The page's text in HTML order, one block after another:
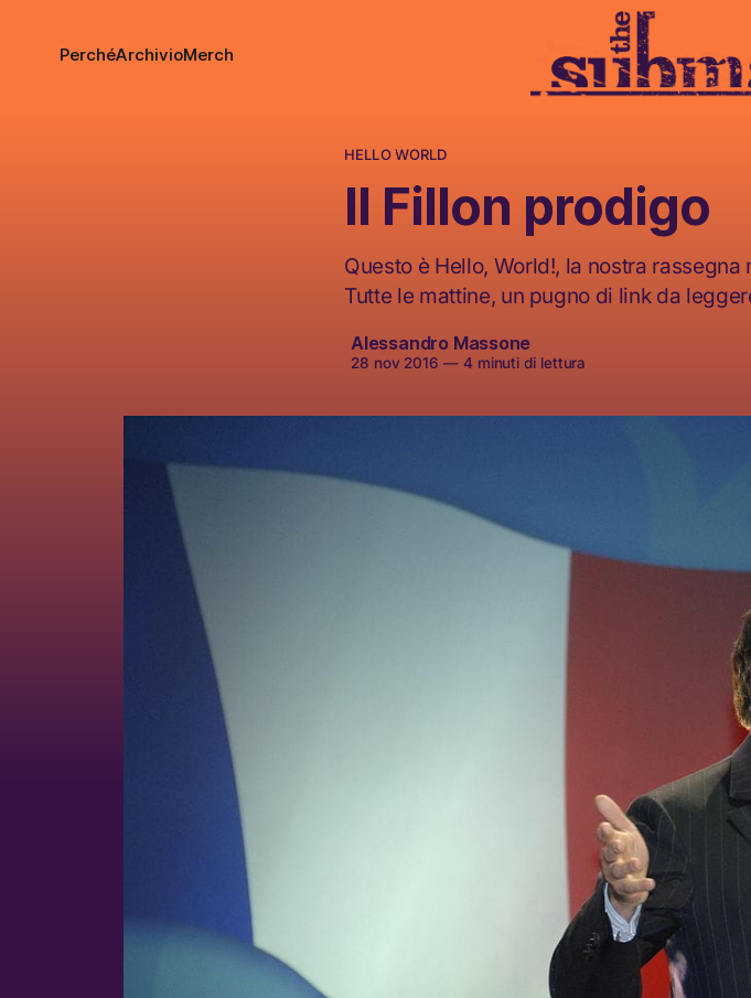
PerchéArchivioMerch
HELLO WORLD
Il Fillon prodigo
Questo è Hello, World!, la nostra
Tutte le mattine, un pugno di link da
Alessandro Massone
28 nov 2016 —4 minuti di lettura